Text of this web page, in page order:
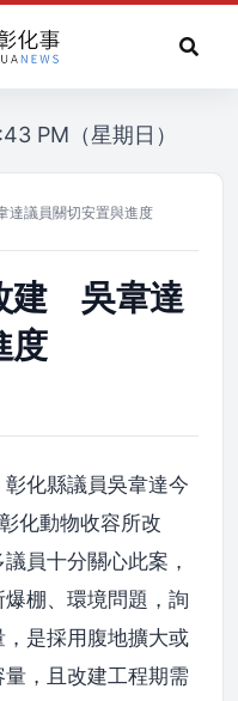
PM（星期日）
議員關切安置與進度
建 吳韋達
度
彰化縣議員吳韋達今
化動物收容所改
員十分關心此案，
棚、環境問題，詢
是採用腹地擴大或
，且改建工程期需